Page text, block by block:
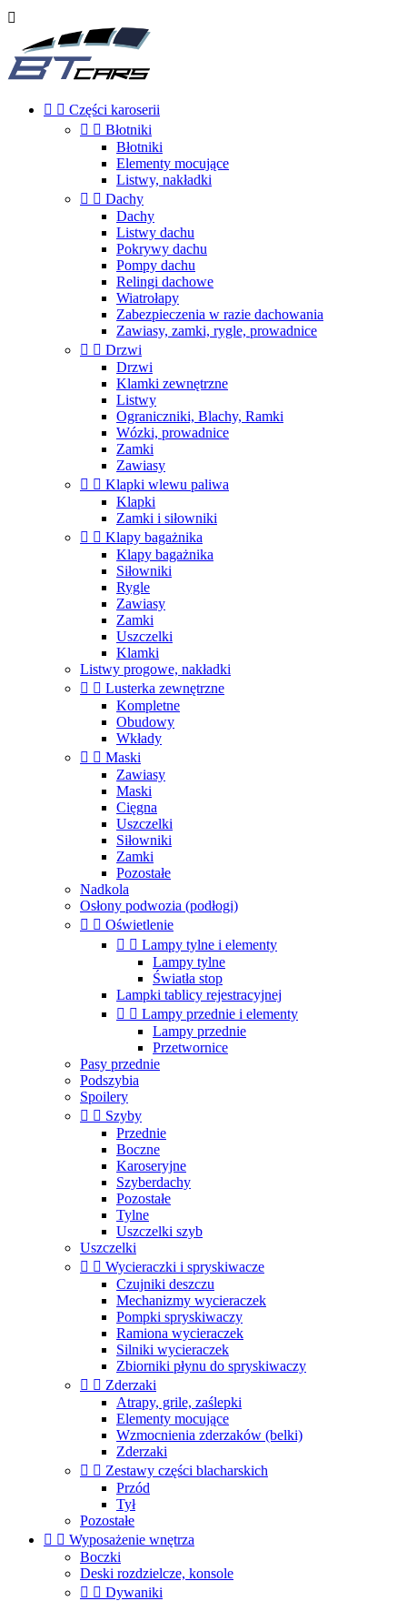

  Części karoserii
  Błotniki
Błotniki
Elementy mocujące
Listwy, nakładki
  Dachy
Dachy
Listwy dachu
Pokrywy dachu
Pompy dachu
Relingi dachowe
Wiatrołapy
Zabezpieczenia w razie dachowania
Zawiasy, zamki, rygle, prowadnice
  Drzwi
Drzwi
Klamki zewnętrzne
Listwy
Ograniczniki, Blachy, Ramki
Wózki, prowadnice
Zamki
Zawiasy
  Klapki wlewu paliwa
Klapki
Zamki i siłowniki
  Klapy bagażnika
Klapy bagażnika
Siłowniki
Rygle
Zawiasy
Zamki
Uszczelki
Klamki
Listwy progowe, nakładki
  Lusterka zewnętrzne
Kompletne
Obudowy
Wkłady
  Maski
Zawiasy
Maski
Cięgna
Uszczelki
Siłowniki
Zamki
Pozostałe
Nadkola
Osłony podwozia (podłogi)
  Oświetlenie
  Lampy tylne i elementy
Lampy tylne
Światła stop
Lampki tablicy rejestracyjnej
  Lampy przednie i elementy
Lampy przednie
Przetwornice
Pasy przednie
Podszybia
Spoilery
  Szyby
Przednie
Boczne
Karoseryjne
Szyberdachy
Pozostałe
Tylne
Uszczelki szyb
Uszczelki
  Wycieraczki i spryskiwacze
Czujniki deszczu
Mechanizmy wycieraczek
Pompki spryskiwaczy
Ramiona wycieraczek
Silniki wycieraczek
Zbiorniki płynu do spryskiwaczy
  Zderzaki
Atrapy, grile, zaślepki
Elementy mocujące
Wzmocnienia zderzaków (belki)
Zderzaki
  Zestawy części blacharskich
Przód
Tył
Pozostałe
  Wyposażenie wnętrza
Boczki
Deski rozdzielcze, konsole
  Dywaniki